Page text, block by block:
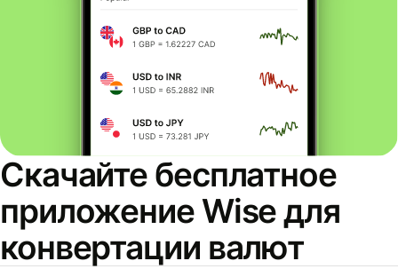
Скачайте бесплатное
приложение Wise для
конвертации валют